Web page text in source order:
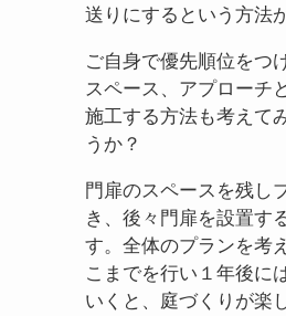
送りにするという方法
ご自身で優先順位をつ
スペース、アプローチ
施工する方法も考えて
うか？
門扉のスペースを残し
き、後々門扉を設置す
す。全体のプランを考
こまでを行い１年後に
いくと、庭づくりが楽